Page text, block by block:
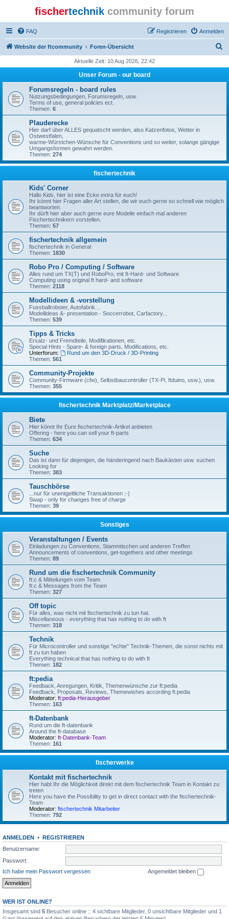
fischertechnik community forum
FAQ Anmelden
Registrieren
Website der ftcommunity Foren-Übersicht
h
Aktuelle Zeit: 10 Aug 2026, 22:42
Unser Forum - our board
Forumsregeln - board rules
Nutzungsbedingungen, Forumsregeln, usw.
Terms of use, general policies ect.
Themen: 6
Plauderecke
Hier darf über ALLES gequatscht werden, also Katzenfotos, Wetter in
Ostwestfalen,
warme-Würstchen-Wünsche für Conventions und so weiter, solange gängige
Umgangsformen gewahrt werden.
Themen: 274
fischertechnik
Kids' Corner
Hallo Kids, hier ist eine Ecke extra für euch!
Ihr könnt hier Fragen aller Art stellen, die wir euch gerne so schnell wie möglich
beantworten.
Ihr dürft hier aber auch gerne eure Modelle einfach mal anderen
Fischertechnikern vorstellen.
Themen: 57
fischertechnik allgemein
fischertechnik in General
Themen: 1830
Robo Pro / Computing / Software
Alles rund um TX(T) und RoboPro, mit ft-Hard- und Software
Computing using original ft hard- and software
Themen: 2118
Modellideen & -vorstellung
Fussballroboter, Autofabrik...
Modellideas &- presentation - Soccerrobot, Carfactory...
Themen: 539
Tipps & Tricks
Ersatz- und Fremdteile, Modifikationen, etc.
Special Hints - Spare- & foreign parts, Modifications, etc.
Unterforum:
Rund um den 3D-Druck / 3D-Printing
Themen: 561
Community-Projekte
Community-Firmware (cfw), Selbstbaucontroller (TX-Pi, ftduino, usw.), usw.
Themen: 355
fischertechnik Marktplatz/Marketplace
Biete
Hier könnt Ihr Eure fischertechnik-Artikel anbieten
Offering - here you can sell your ft-parts
Themen: 634
Suche
Das ist dann für diejenigen, die händeringend nach Baukästen usw. suchen
Looking for
Themen: 383
Tauschbörse
...nur für unentgeltliche Transaktionen ;-)
Swap - only for changes free of charge
Themen: 39
Sonstiges
Veranstaltungen / Events
Einladungen zu Conventions, Stammtischen und anderen Treffen
Announcements of conventions, get-togethers and other meetings
Themen: 89
Rund um die fischertechnik Community
ft:c & Mitteilungen vom Team
ft:c & Messages from the Team
Themen: 327
Off topic
Für alles, was nicht mit fischertechnik zu tun hat.
Miscellaneous - everything that has nothing to do with ft
Themen: 318
Technik
Für Microcontroller und sonstige "echte" Technik-Themen, die sonst nichts mit
ft zu tun haben
Everything technical that has nothing to do with ft
Themen: 182
ft:pedia
Feedback, Anregungen, Kritik, Themenwünsche zur ft:pedia
Feedback, Proposals, Reviews, Themewishes according ft:pedia
Moderator: ft:pedia-Herausgeber
Themen: 163
ft-Datenbank
Rund um die ft-datenbank
Around the ft-database
Moderator: ft-Datenbank-Team
Themen: 161
fischerwerke
Kontakt mit fischertechnik
Hier habt Ihr die Möglichkeit direkt mit dem fischertechnik Team in Kontakt zu
treten
Here you have the Possibility to get in direct contact with the fischertechnik-
Team
Moderator: fischertechnik Mitarbeiter
Themen: 792
ANMELDEN • REGISTRIEREN
Benutzername:
Passwort:
Ich habe mein Passwort vergessen
Angemeldet bleiben
WER IST ONLINE?
Insgesamt sind 5 Besucher online :: 4 sichtbare Mitglieder, 0 unsichtbare Mitglieder und 1